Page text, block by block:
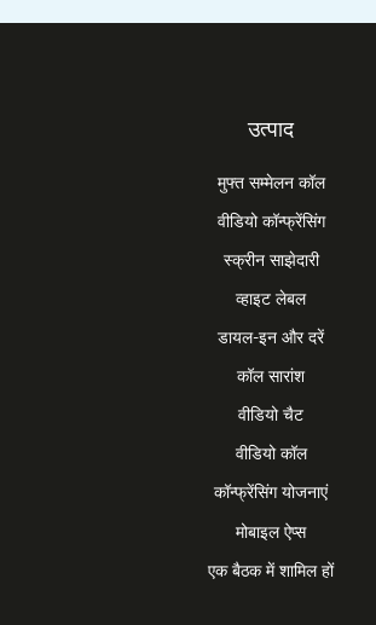
उत्पाद
मुफ्त सम्मेलन कॉल
वीडियो कॉन्फ्रेंसिंग
स्क्रीन साझेदारी
व्हाइट लेबल
डायल-इन और दरें
कॉल सारांश
वीडियो चैट
वीडियो कॉल
कॉन्फ्रेंसिंग योजनाएं
मोबाइल ऐप्स
एक बैठक में शामिल हों